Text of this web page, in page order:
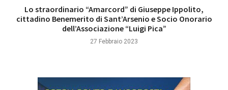
Lo straordinario “Amarcord” di Giuseppe Ippolito,
cittadino Benemerito di Sant’Arsenio e Socio Onorario
dell’Associazione “Luigi Pica”
27 Febbraio 2023